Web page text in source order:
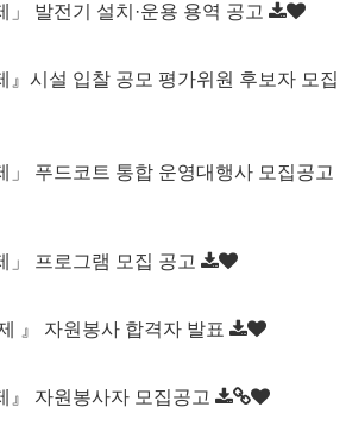
」 발전기 설치·운용 용역 공고
』시설 입찰 공모 평가위원 후보자 모집
」 푸드코트 통합 운영대행사 모집공고
」 프로그램 모집 공고
』 자원봉사 합격자 발표
』 자원봉사자 모집공고